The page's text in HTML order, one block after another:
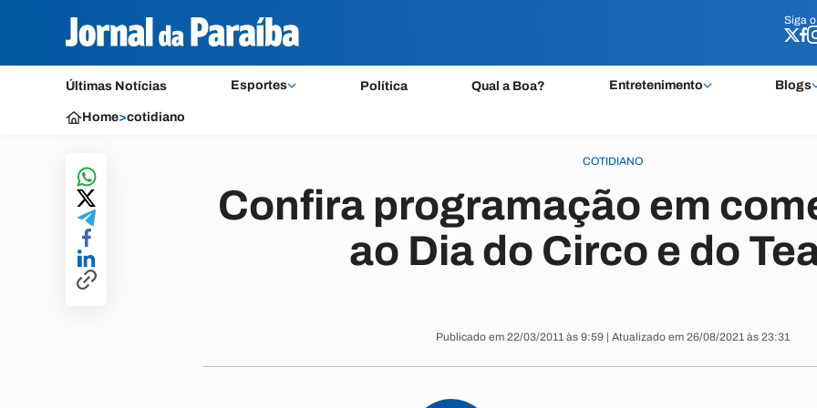
Siga o
Últimas Notícias Esportes Política Qual a Boa? Entretenimento Blogs
Siga o
Home>cotidiano
COTIDIANO
Confira programação em
ao Dia do Circo e do
Publicado em 22/03/2011 às 9:59 | Atualizado em 26/08/2021 às 23:31